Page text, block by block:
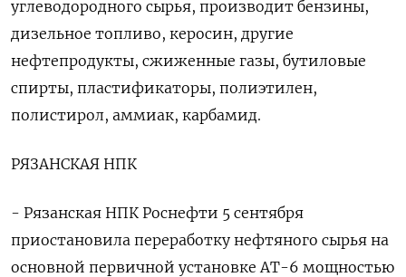
углеводородного сырья, производит бензины,
дизельное топливо, керосин, другие
нефтепродукты, сжиженные газы, бутиловые
спирты, пластификаторы, полиэтилен,
полистирол, аммиак, карбамид.
РЯЗАНСКАЯ НПК
- Рязанская НПК Роснефти 5 сентября
приостановила переработку нефтяного сырья на
основной первичной установке АТ-6 мощностью